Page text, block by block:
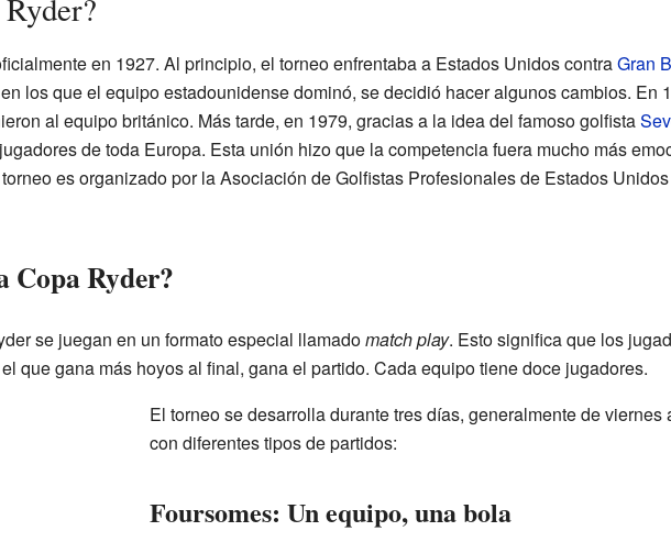
en 1927. Al principio, el torneo enfrentaba a Estados Unidos contraGran
los que el equipo estadounidense dominó, se decidió hacer algunos cambios. En
al equipo británico. Más tarde, en 1979, gracias a la idea del famoso golfista
de toda Europa. Esta unión hizo que la competencia fuera mucho más
es organizado por la Asociación de Golfistas Profesionales de Estados
Copa Ryder?
se juegan en un formato especial llamadomatch play. Esto significa que los
que gana más hoyos al final, gana el partido. Cada equipo tiene doce jugadores.
El torneo se desarrolla durante tres días, generalmente de viernes
con diferentes tipos de partidos:
Foursomes: Un equipo, una bola